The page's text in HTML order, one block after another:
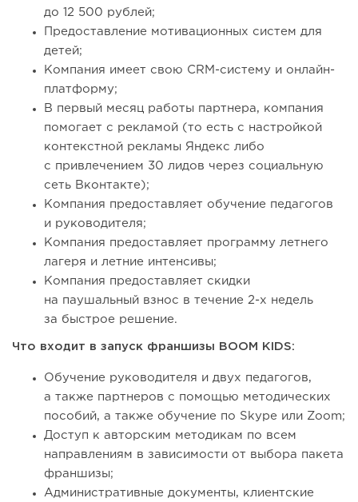
до 12 500 рублей;
Предоставление мотивационных систем для
детей;
Компания имеет свою СRM-систему и онлайн-
платформу;
В первый месяц работы партнера, компания
помогает с рекламой (то есть с настройкой
контекстной рекламы Яндекс либо
с привлечением 30 лидов через социальную
сеть Вконтакте);
Компания предоставляет обучение педагогов
и руководителя;
Компания предоставляет программу летнего
лагеря и летние интенсивы;
Компания предоставляет скидки
на паушальный взнос в течение 2-х недель
за быстрое решение.
Что входит в запуск франшизы BOOM KIDS:
Обучение руководителя и двух педагогов,
а также партнеров с помощью методических
пособий, а также обучение по Skype или Zoom;
Доступ к авторским методикам по всем
направлениям в зависимости от выбора пакета
франшизы;
Административные документы, клиентские